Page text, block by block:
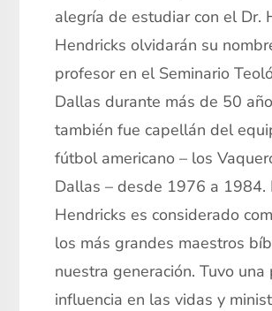
alegría de estudiar con el Dr.
Hendricks olvidarán su
profesor en el Seminario
Dallas durante más de 50
también fue capellán del
fútbol americano – los
Dallas – desde 1976 a 1984.
Hendricks es considerado
los más grandes maestros
nuestra generación. Tuvo una
influencia en las vidas y